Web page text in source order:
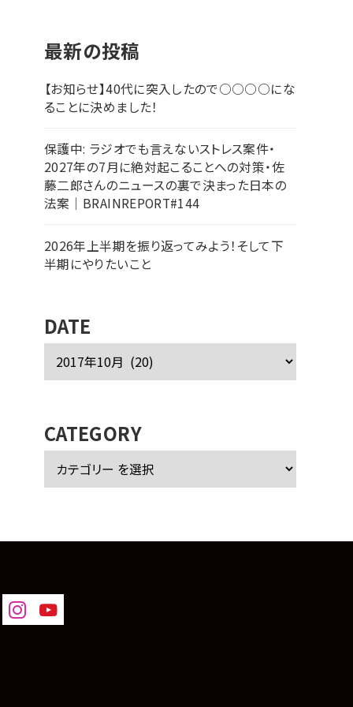
最新の投稿
【お知らせ】40代に突入したので○○○○にな
ることに決めました！
保護中: ラジオでも言えないストレス案件・
2027年の7月に絶対起こることへの対策・佐
藤二郎さんのニュースの裏で決まった日本の
法案｜BRAINREPORT#144
2026年上半期を振り返ってみよう！そして下
半期にやりたいこと
DATE
ブ
CATEGORY